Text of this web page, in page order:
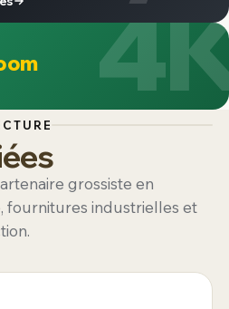
grossiste en
fournitures industrielles et